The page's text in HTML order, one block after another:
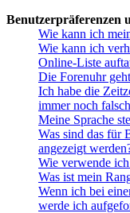
Benutzerpräferenzen
Wie kann ich
Wie kann ich
Online-Liste
Die Forenuhr
Ich habe die
immer noch
Meine Sprache
Was sind das für
angezeigt
Wie verwende
Was ist mein
Wenn ich bei
werde ich